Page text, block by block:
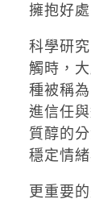
擁抱好處
科學研
觸時，
種被稱
進信任
質醇的
穩定情
更重要